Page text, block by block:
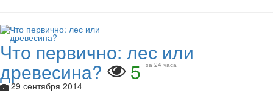
Что первично: лес или
древесина? 5 за 24 часа
29 сентября 2014